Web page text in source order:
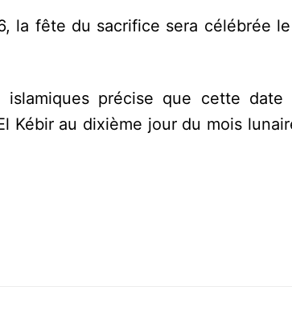
la fête du sacrifice sera célébrée
islamiques précise que cette
Kébir au dixième jour du mois